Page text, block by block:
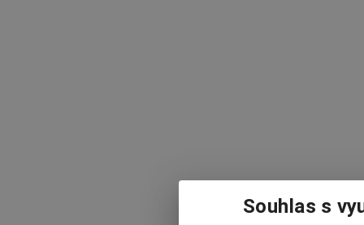
Souhlas s